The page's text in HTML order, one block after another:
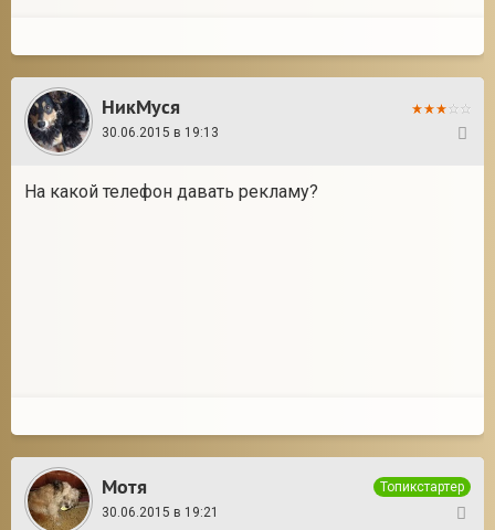
НикМуся
30.06.2015 в 19:13
На какой телефон давать рекламу?
Мотя
Топикстартер
30.06.2015 в 19:21